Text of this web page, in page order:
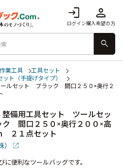
login
ログイン
person
購入希望の方
search
業工具
工具セット
ト（手提げタイプ）
ルセット ブラック 間口２５０×奥行２
備用工具セット ツールセッ
間口２５０×奥行２００×高
２１点セット
便利なツールバッグです。